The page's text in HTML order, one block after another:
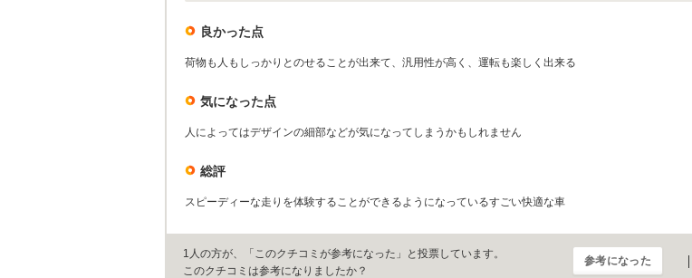
良かった点
荷物も人もしっかりとのせることが出来て、汎用性が高く、運転も楽しく出来る
気になった点
人によってはデザインの細部などが気になってしまうかもしれません
総評
スピーディーな走りを体験することができるようになっているすごい快適な車
1人の方が、「このクチコミが参考になった」と投票しています。
このクチコミは参考になりましたか？
参考になった